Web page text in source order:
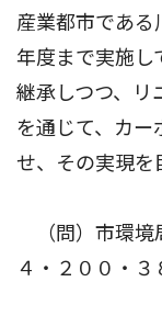
産業都市である
年度まで実施し
継承しつつ、リ
を通じて、カー
せ、その実現を
（問）市環境
４・２００・３